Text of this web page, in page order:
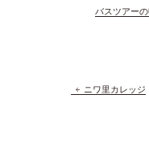
バスツアー
ニワ里カレッジ